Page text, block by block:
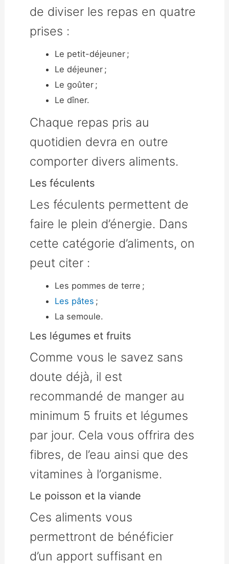
de diviser les repas en quatre
prises :
Le petit-déjeuner ;
Le déjeuner ;
Le goûter ;
Le dîner.
Chaque repas pris au
quotidien devra en outre
comporter divers aliments.
Les féculents
Les féculents permettent de
faire le plein d’énergie. Dans
cette catégorie d’aliments, on
peut citer :
Les pommes de terre ;
Les pâtes ;
La semoule.
Les légumes et fruits
Comme vous le savez sans
doute déjà, il est
recommandé de manger au
minimum 5 fruits et légumes
par jour. Cela vous offrira des
fibres, de l’eau ainsi que des
vitamines à l’organisme.
Le poisson et la viande
Ces aliments vous
permettront de bénéficier
d’un apport suffisant en